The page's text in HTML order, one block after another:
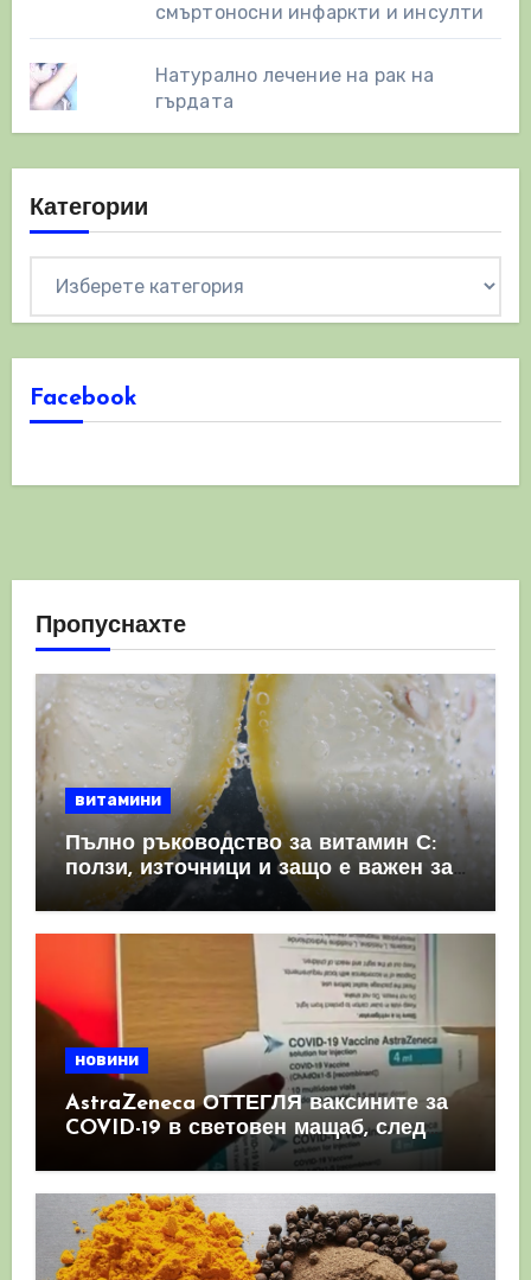
смъртоносни инфаркти и инсулти
Натурално лечение на рак на
гърдата
Категории
Facebook
Пропуснахте
витамини
Пълно ръководство за витамин С:
ползи, източници и защо е важен за
имунната система
новини
AstraZeneca ОТТЕГЛЯ ваксините за
COVID-19 в световен мащаб, след
като призна, че те причиняват